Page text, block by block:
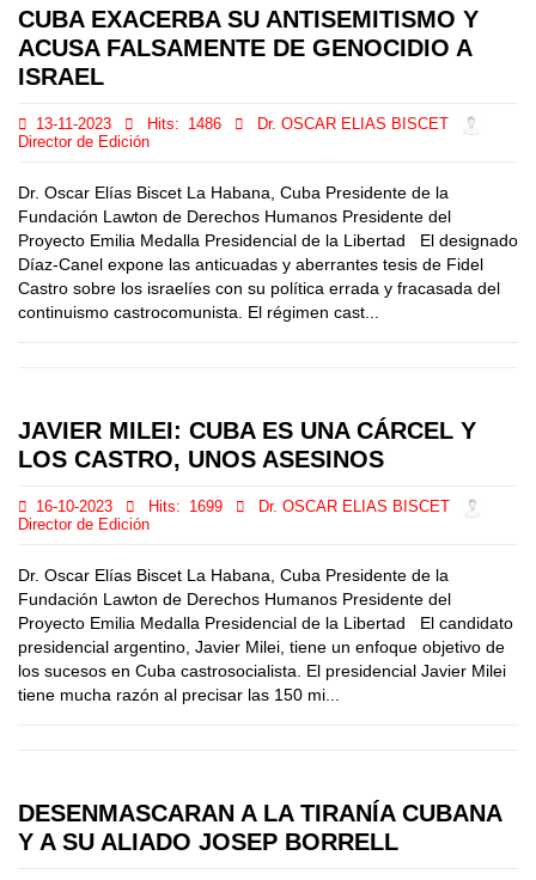
CUBA EXACERBA SU ANTISEMITISMO Y
ACUSA FALSAMENTE DE GENOCIDIO A
ISRAEL
13-11-2023 Hits: 1486
Dr. OSCAR ELIAS BISCET
Director de Edición
Dr. Oscar Elías Biscet La Habana, Cuba Presidente de la
Fundación Lawton de Derechos Humanos Presidente del
Proyecto Emilia Medalla Presidencial de la Libertad El designado
Díaz-Canel expone las anticuadas y aberrantes tesis de Fidel
Castro sobre los israelíes con su política errada y fracasada del
continuismo castrocomunista. El régimen cast...
JAVIER MILEI: CUBA ES UNA CÁRCEL Y
LOS CASTRO, UNOS ASESINOS
16-10-2023 Hits: 1699
Dr. OSCAR ELIAS BISCET
Director de Edición
Dr. Oscar Elías Biscet La Habana, Cuba Presidente de la
Fundación Lawton de Derechos Humanos Presidente del
Proyecto Emilia Medalla Presidencial de la Libertad El candidato
presidencial argentino, Javier Milei, tiene un enfoque objetivo de
los sucesos en Cuba castrosocialista. El presidencial Javier Milei
tiene mucha razón al precisar las 150 mi...
DESENMASCARAN A LA TIRANÍA CUBANA
Y A SU ALIADO JOSEP BORRELL